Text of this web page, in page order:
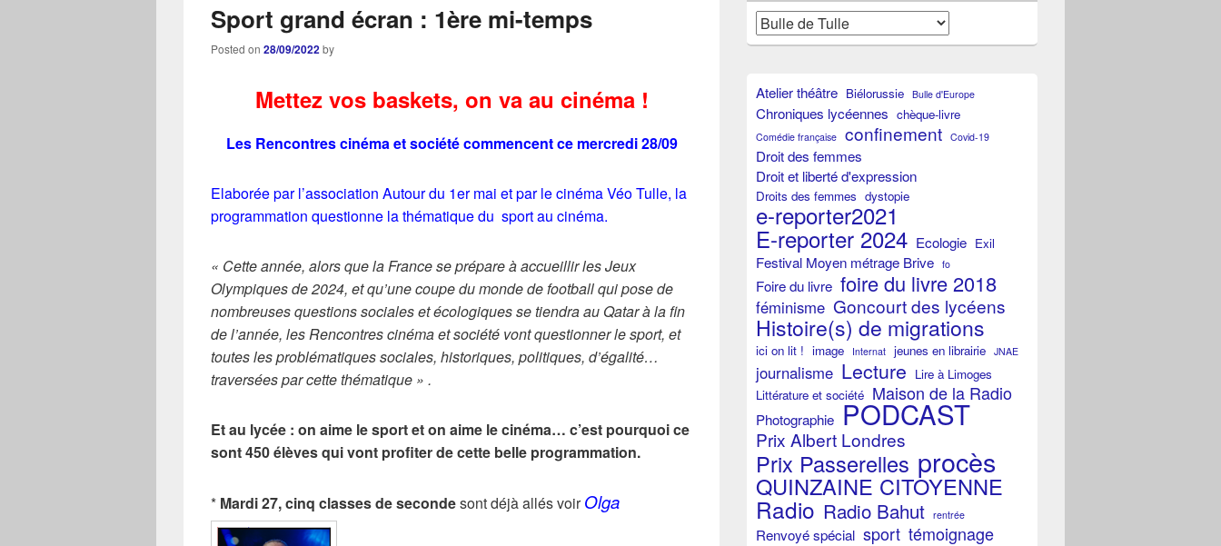
Sport grand écran : 1ère mi-temps
Posted on 28/09/2022by
Mettez vos baskets, on va au cinéma !
Les Rencontres cinéma et société commencent ce mercredi 28/09
Elaborée par l’association Autour du 1er mai et par le cinéma Véo Tulle, la
programmation questionne la thématique du sport au cinéma.
« Cette année, alors que la France se prépare à accueillir les Jeux
Olympiques de 2024, et qu’une coupe du monde de football qui pose de
nombreuses questions sociales et écologiques se tiendra au Qatar à la fin
de l’année, les Rencontres cinéma et société vont questionner le sport, et
toutes les problématiques sociales, historiques, politiques, d’égalité…
traversées par cette thématique » .
Et au lycée : on aime le sport et on aime le cinéma… c’est pourquoi ce
sont 450 élèves qui vont profiter de cette belle programmation.
* Mardi 27, cinq classes de secondesont déjà allés voirOlga
Catégories
Atelier théâtre Biélorussie Bulle d'Europe
Chroniques lycéennes chèque-livre
Comédie française confinement Covid-19
Droit des femmes
Droit et liberté d'expression
Droits des femmes dystopie
e-reporter2021
E-reporter 2024 Ecologie Exil
Festival Moyen métrage Brive fo
Foire du livre foire du livre 2018
féminisme Goncourt des lycéens
Histoire(s) de migrations
ici on lit ! image Internat jeunes en librairie JNAE
journalisme Lecture Lire à Limoges
Littérature et société Maison de la Radio
Photographie PODCAST
Prix Albert Londres
Prix Passerelles procès
QUINZAINE CITOYENNE
Radio Radio Bahut rentrée
Renvoyé spécial sport témoignage